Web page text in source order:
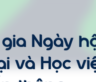
Ngày
và Học